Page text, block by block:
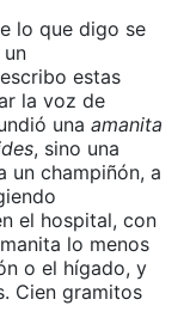
lo que digo se
estas
la voz de
una amanita
, sino una
un champiñón, a
el hospital, con
lo menos
o el hígado, y
Cien gramitos